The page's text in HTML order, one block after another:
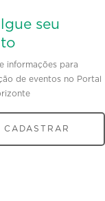
seu
informações para
de eventos no Portal
CADASTRAR